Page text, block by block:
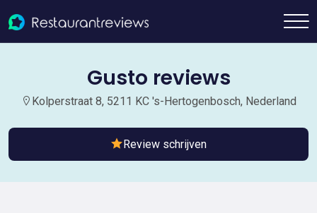
Gusto reviews
Kolperstraat 8, 5211 KC 's-Hertogenbosch, Nederland
Review schrijven